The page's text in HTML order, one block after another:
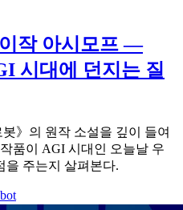
작 아시모프 —
시대에 던지는 질
》의 원작 소설을 깊이 들여
품이 AGI 시대인 오늘날 우
을 주는지 살펴본다.